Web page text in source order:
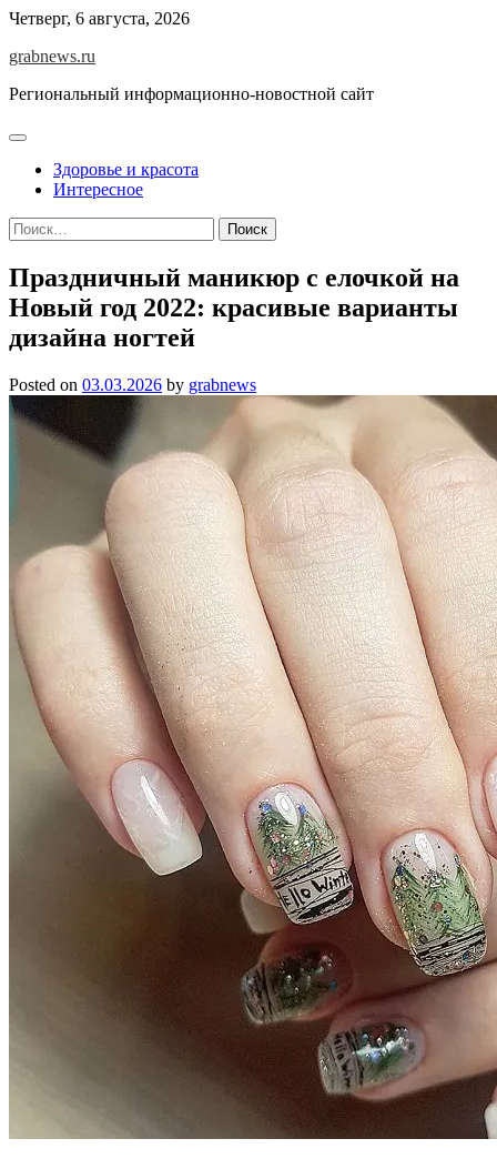
Skip
content
Четверг, 6 августа, 2026
grabnews.ru
Региональный информационно-новостной сайт
Здоровье и красота
Интересное
Найти:
Праздничный маникюр с елочкой на
Новый год 2022: красивые варианты
дизайна ногтей
Posted on 03.03.2026 by grabnews